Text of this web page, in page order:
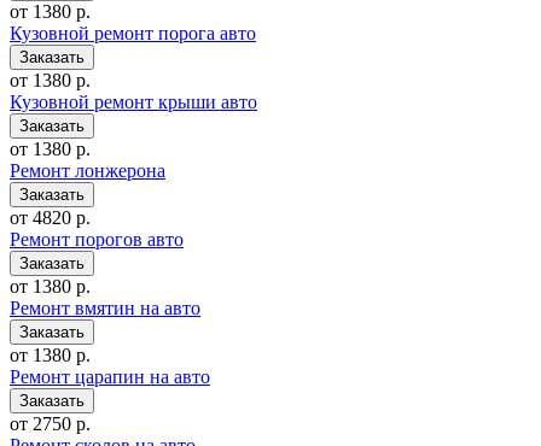
от 1380 р.
Кузовной ремонт порога авто
от 1380 р.
Кузовной ремонт крыши авто
от 1380 р.
Ремонт лонжерона
от 4820 р.
Ремонт порогов авто
от 1380 р.
Ремонт вмятин на авто
от 1380 р.
Ремонт царапин на авто
от 2750 р.